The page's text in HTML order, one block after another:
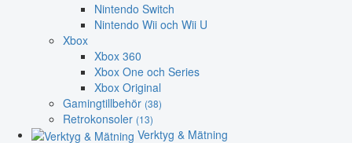
Nintendo Switch
Nintendo Wii och Wii U
Xbox
Xbox 360
Xbox One och Series
Xbox Original
Gamingtillbehör (38)
Retrokonsoler (13)
Verktyg & Mätning